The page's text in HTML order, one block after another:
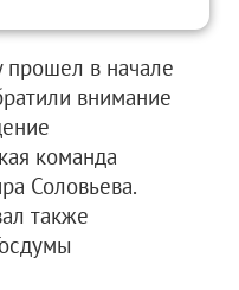
прошел в начале
внимание
команда
Соловьева.
также